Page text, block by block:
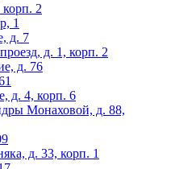
2
1
д. 7
д. 1, корп. 2
д. 76
д. 4, корп. 6
Монаховой, д. 88,
д. 33, корп. 1